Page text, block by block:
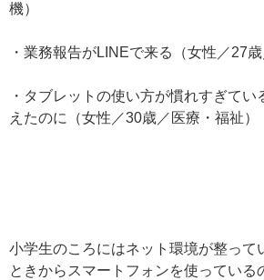
機）
・業務報告がLINEで来る（女性／27
・タブレットの使い方が慣れすぎてい
えたのに（女性／30歳／医療・福祉）
小学生のころにはネット環境が整って
ときからスマートフォンを使っている